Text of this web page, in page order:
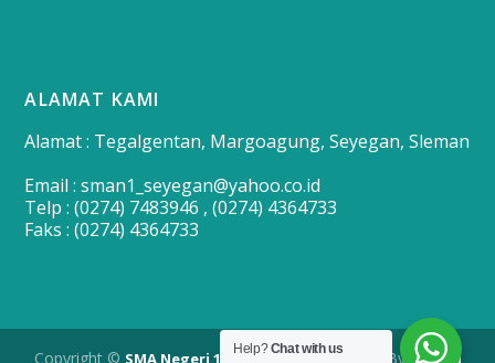
ALAMAT KAMI
Alamat : Tegalgentan, Margoagung, Seyegan, Sleman
Email : sman1_seyegan@yahoo.co.id
Telp : (0274) 7483946 , (0274) 4364733
Faks : (0274) 4364733
Copyright © SMA Negeri 1 Seyegan| Developed By Merapi
Help?Chat with us